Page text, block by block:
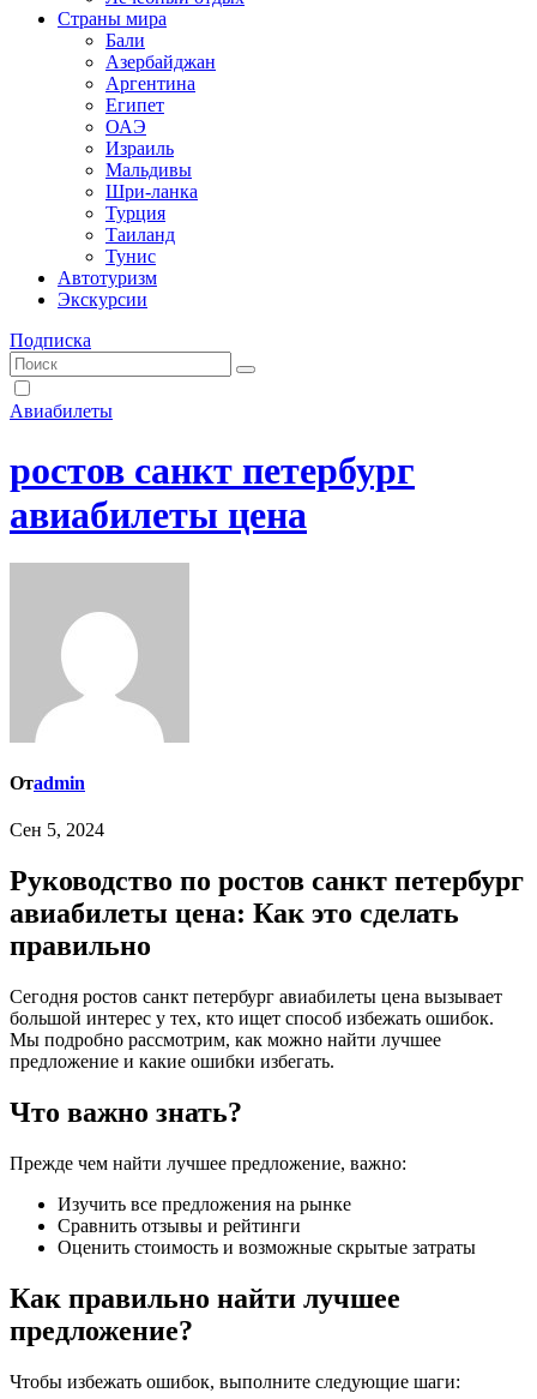
Страны мира
Бали
Азербайджан
Аргентина
Египет
ОАЭ
Израиль
Мальдивы
Шри-ланка
Турция
Таиланд
Тунис
Автотуризм
Экскурсии
Подписка
Авиабилеты
ростов санкт петербург
авиабилеты цена
Отadmin
Сен 5, 2024
Руководство по ростов санкт петербург
авиабилеты цена: Как это сделать
правильно
Сегодня ростов санкт петербург авиабилеты цена вызывает
большой интерес у тех, кто ищет способ избежать ошибок.
Мы подробно рассмотрим, как можно найти лучшее
предложение и какие ошибки избегать.
Что важно знать?
Прежде чем найти лучшее предложение, важно:
Изучить все предложения на рынке
Сравнить отзывы и рейтинги
Оценить стоимость и возможные скрытые затраты
Как правильно найти лучшее
предложение?
Чтобы избежать ошибок, выполните следующие шаги: